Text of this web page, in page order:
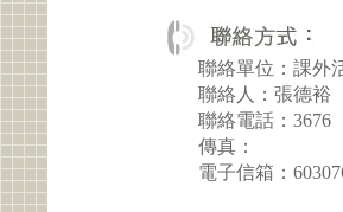
聯絡單位：課外
聯絡人：張德裕
聯絡電話：3676
傳真：
電子信箱：